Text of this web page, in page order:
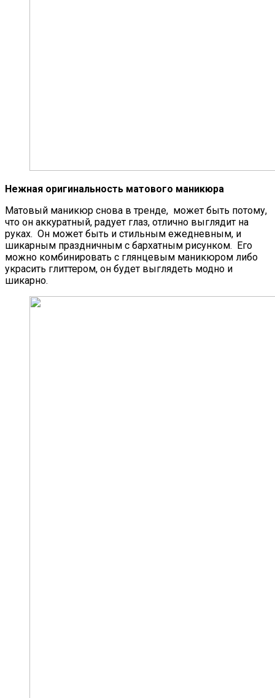
Нежная оригинальность матового маникюра
Матовый маникюр снова в тренде, может быть потому,
что он аккуратный, радует глаз, отлично выглядит на
руках. Он может быть и стильным ежедневным, и
шикарным праздничным с бархатным рисунком. Его
можно комбинировать с глянцевым маникюром либо
украсить глиттером, он будет выглядеть модно и
шикарно.